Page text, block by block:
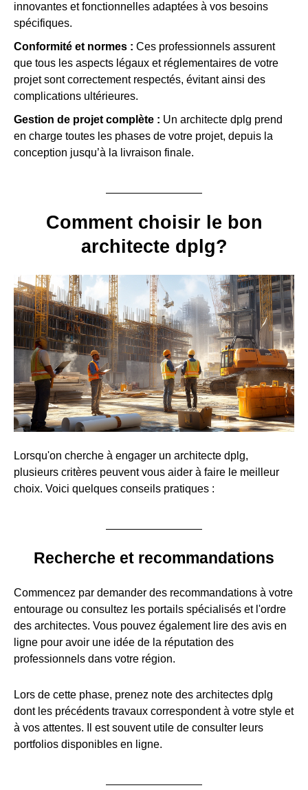
innovantes et fonctionnelles adaptées à vos besoins
spécifiques.
Conformité et normes : Ces professionnels assurent
que tous les aspects légaux et réglementaires de votre
projet sont correctement respectés, évitant ainsi des
complications ultérieures.
Gestion de projet complète : Un architecte dplg prend
en charge toutes les phases de votre projet, depuis la
conception jusqu’à la livraison finale.
Comment choisir le bon
architecte dplg?
Lorsqu'on cherche à engager un architecte dplg,
plusieurs critères peuvent vous aider à faire le meilleur
choix. Voici quelques conseils pratiques :
Recherche et recommandations
Commencez par demander des recommandations à votre
entourage ou consultez les portails spécialisés et l'ordre
des architectes. Vous pouvez également lire des avis en
ligne pour avoir une idée de la réputation des
professionnels dans votre région.
Lors de cette phase, prenez note des architectes dplg
dont les précédents travaux correspondent à votre style et
à vos attentes. Il est souvent utile de consulter leurs
portfolios disponibles en ligne.